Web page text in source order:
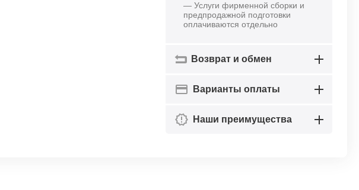
— Услуги фирменной сборки и
предпродажной подготовки
оплачиваются отдельно
Возврат и обмен
Варианты оплаты
Наши преимущества